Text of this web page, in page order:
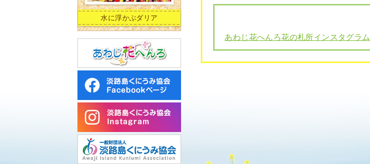
水に浮かぶダリア
あわじ花へんろ花の札所インスタグラム